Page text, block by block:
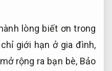
lòng biết ơn trong
giới hạn ở gia đình,
rộng ra bạn bè, Bảo